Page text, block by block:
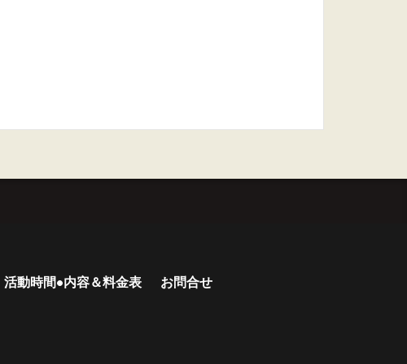
活動時間•内容＆料金表 お問合せ